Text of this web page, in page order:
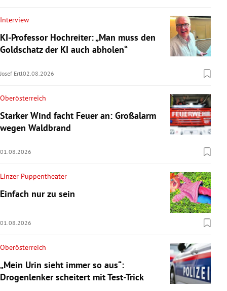
Interview
KI-Professor Hochreiter: „Man muss den
Goldschatz der KI auch abholen“
Josef Ertl02.08.2026
Oberösterreich
Starker Wind facht Feuer an: Großalarm
wegen Waldbrand
01.08.2026
Linzer Puppentheater
Einfach nur zu sein
01.08.2026
Oberösterreich
„Mein Urin sieht immer so aus“:
Drogenlenker scheitert mit Test-Trick